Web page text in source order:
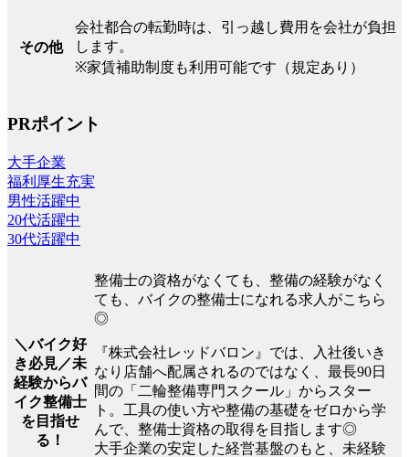
その他
会社都合の転勤時は、引っ越し費用を会社が負担
します。
※家賃補助制度も利用可能です（規定あり）
PRポイント
大手企業
福利厚生充実
男性活躍中
20代活躍中
30代活躍中
＼バイク好
き必見／未
経験からバ
イク整備士
を目指せ
る！
整備士の資格がなくても、整備の経験がなく
ても、バイクの整備士になれる求人がこちら
◎
『株式会社レッドバロン』では、入社後いき
なり店舗へ配属されるのではなく、最長90日
間の「二輪整備専門スクール」からスター
ト。工具の使い方や整備の基礎をゼロから学
んで、整備士資格の取得を目指します◎
大手企業の安定した経営基盤のもと、未経験